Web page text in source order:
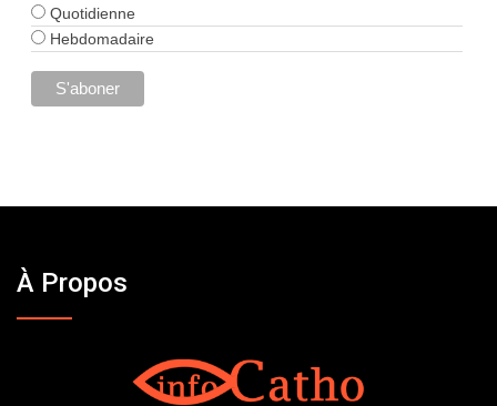
Quotidienne
Hebdomadaire
À Propos